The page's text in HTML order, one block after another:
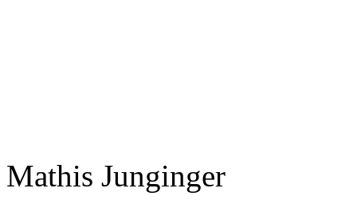
Mathis Junginger